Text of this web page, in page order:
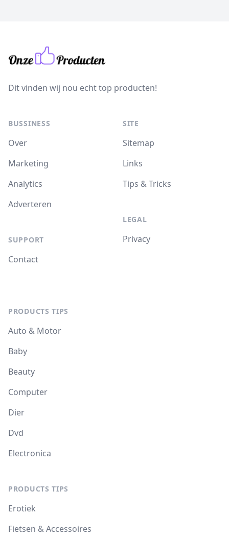
Dit vinden wij nou echt top producten!
BUSSINESS
Over
Marketing
Analytics
Adverteren
SUPPORT
Contact
SITE
Sitemap
Links
Tips & Tricks
LEGAL
Privacy
PRODUCTS TIPS
Auto & Motor
Baby
Beauty
Computer
Dier
Dvd
Electronica
PRODUCTS TIPS
Erotiek
Fietsen & Accessoires